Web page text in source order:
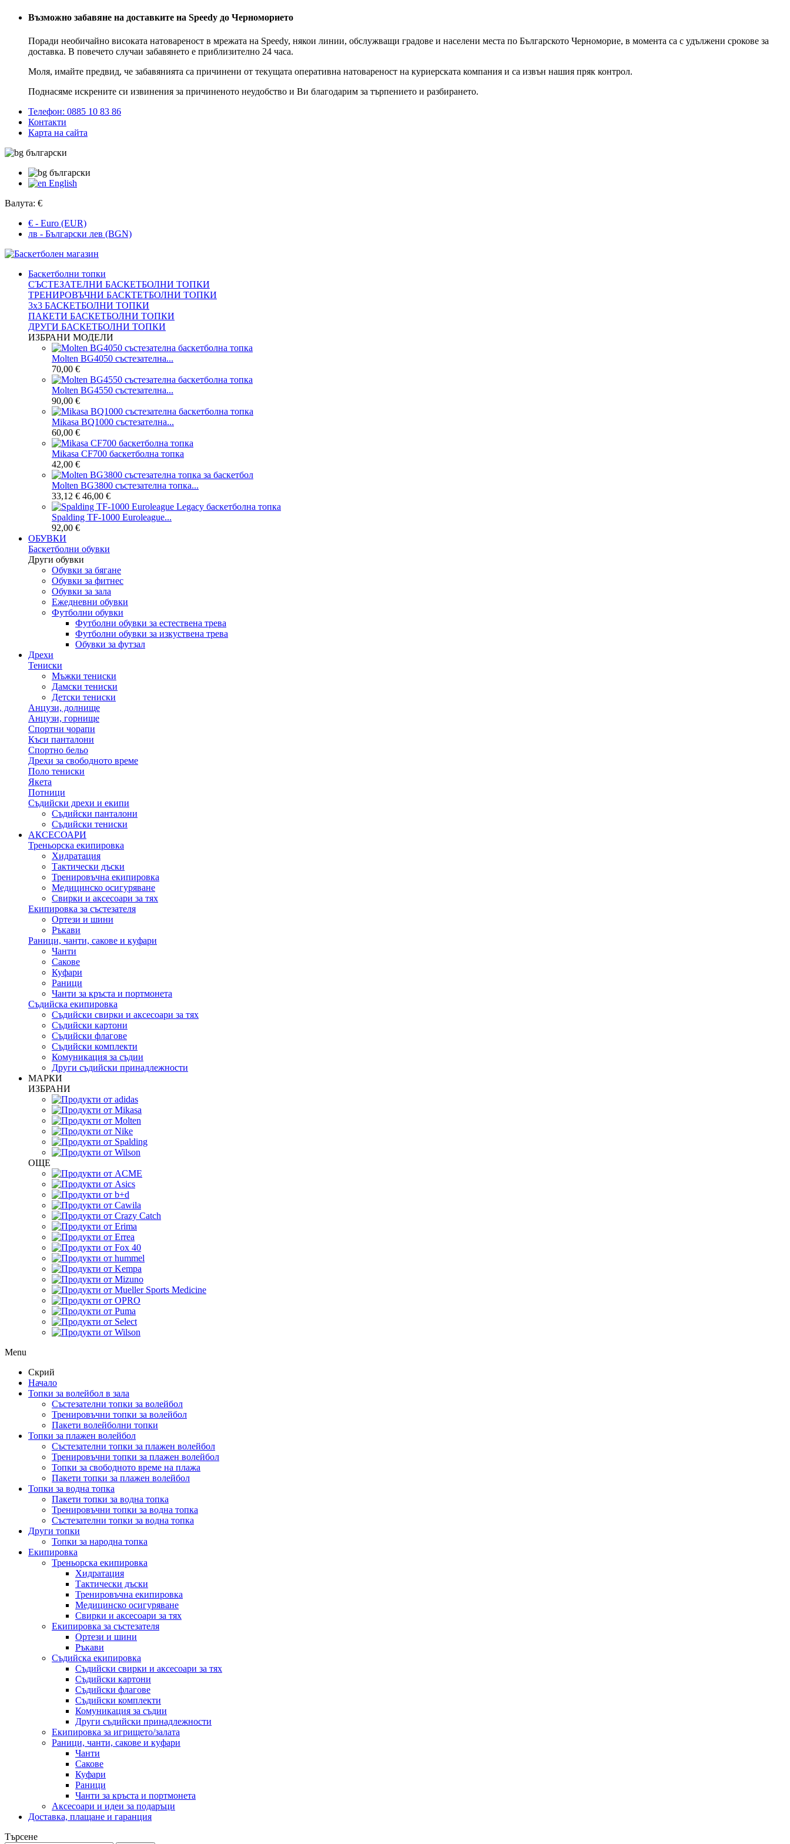
Възможно забавяне на доставките на Speedy до Черноморието
Поради необичайно високата натовареност в мрежата на Speedy, някои линии, обслужващи градове и населени места по Българското Черноморие, в момента са с удължени срокове за
доставка. В повечето случаи забавянето е приблизително 24 часа.
Моля, имайте предвид, че забавянията са причинени от текущата оперативна натовареност на куриерската компания и са извън нашия пряк контрол.
Поднасяме искрените си извинения за причиненото неудобство и Ви благодарим за търпението и разбирането.
Телефон: 0885 10 83 86
Контакти
Карта на сайта
български
български
English
Валута: €
€ - Euro (EUR)
лв - Български лев (BGN)
Баскетболни топки
СЪСТЕЗАТЕЛНИ БАСКЕТБОЛНИ ТОПКИ
ТРЕНИРОВЪЧНИ БАСКТЕТБОЛНИ ТОПКИ
3x3 БАСКЕТБОЛНИ ТОПКИ
ПАКЕТИ БАСКЕТБОЛНИ ТОПКИ
ДРУГИ БАСКЕТБОЛНИ ТОПКИ
ИЗБРАНИ МОДЕЛИ
Molten BG4050 състезателна...
70,00 €
Molten BG4550 състезателна...
90,00 €
Mikasa BQ1000 състезателна...
60,00 €
Mikasa CF700 баскетболна топка
42,00 €
Molten BG3800 състезателна топка...
33,12 € 46,00 €
Spalding TF-1000 Euroleague...
92,00 €
ОБУВКИ
Баскетболни обувки
Други обувки
Обувки за бягане
Обувки за фитнес
Обувки за зала
Ежедневни обувки
Футболни обувки
Футболни обувки за естествена трева
Футболни обувки за изкуствена трева
Обувки за футзал
Дрехи
Тениски
Мъжки тениски
Дамски тениски
Детски тениски
Анцузи, долнище
Анцузи, горнище
Спортни чорапи
Къси панталони
Спортно бельо
Дрехи за свободното време
Поло тениски
Якета
Потници
Съдийски дрехи и екипи
Съдийски панталони
Съдийски тениски
АКСЕСОАРИ
Треньорска екипировка
Хидратация
Тактически дъски
Тренировъчна екипировка
Медицинско осигуряване
Свирки и аксесоари за тях
Екипировка за състезателя
Ортези и шини
Ръкави
Раници, чанти, сакове и куфари
Чанти
Сакове
Куфари
Раници
Чанти за кръста и портмонета
Съдийска екипировка
Съдийски свирки и аксесоари за тях
Съдийски картони
Съдийски флагове
Съдийски комплекти
Комуникация за съдии
Други съдийски принадлежности
МАРКИ
ИЗБРАНИ
ОЩЕ
Menu
Скрий
Начало
Топки за волейбол в зала
Състезателни топки за волейбол
Тренировъчни топки за волейбол
Пакети волейболни топки
Топки за плажен волейбол
Състезателни топки за плажен волейбол
Тренировъчни топки за плажен волейбол
Топки за свободното време на плажа
Пакети топки за плажен волейбол
Топки за водна топка
Пакети топки за водна топка
Тренировъчни топки за водна топка
Състезателни топки за водна топка
Други топки
Топки за народна топка
Екипировка
Треньорска екипировка
Хидратация
Тактически дъски
Тренировъчна екипировка
Медицинско осигуряване
Свирки и аксесоари за тях
Екипировка за състезателя
Ортези и шини
Ръкави
Съдийска екипировка
Съдийски свирки и аксесоари за тях
Съдийски картони
Съдийски флагове
Съдийски комплекти
Комуникация за съдии
Други съдийски принадлежности
Екипировка за игрището/залата
Раници, чанти, сакове и куфари
Чанти
Сакове
Куфари
Раници
Чанти за кръста и портмонета
Аксесоари и идеи за подаръци
Доставка, плащане и гаранция
Търсене